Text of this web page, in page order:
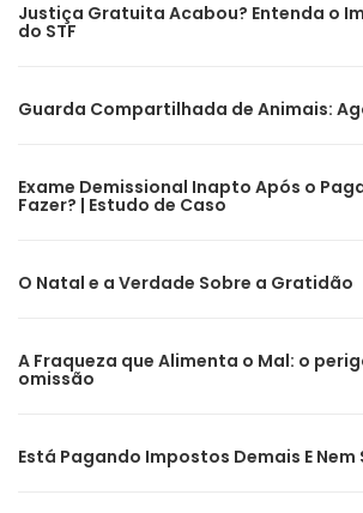
Justiça Gratuita Acabou? Entenda o
do STF
Guarda Compartilhada de Animais:
Exame Demissional Inapto Após o
Fazer? | Estudo de Caso
O Natal e a Verdade Sobre a Gratidão
A Fraqueza que Alimenta o Mal: o
omissão
Está Pagando Impostos Demais E Nem